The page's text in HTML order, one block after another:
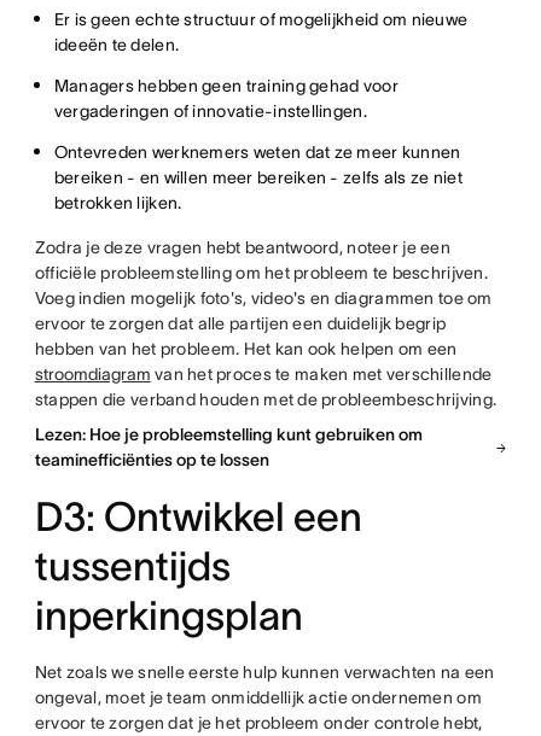
Er is geen echte structuur of mogelijkheid om nieuwe
ideeën te delen.
Managers hebben geen training gehad voor
vergaderingen of innovatie-instellingen.
Ontevreden werknemers weten dat ze meer kunnen
bereiken - en willen meer bereiken - zelfs als ze niet
betrokken lijken.
Zodra je deze vragen hebt beantwoord, noteer je een
officiële probleemstelling om het probleem te beschrijven.
Voeg indien mogelijk foto's, video's en diagrammen toe om
ervoor te zorgen dat alle partijen een duidelijk begrip
hebben van het probleem. Het kan ook helpen om een
stroomdiagram van het proces te maken met verschillende
stappen die verband houden met de probleembeschrijving.
Lezen: Hoe je probleemstelling kunt gebruiken om
teaminefficiënties op te lossen
D3: Ontwikkel een
tussentijds
inperkingsplan
Net zoals we snelle eerste hulp kunnen verwachten na een
ongeval, moet je team onmiddellijk actie ondernemen om
ervoor te zorgen dat je het probleem onder controle hebt,